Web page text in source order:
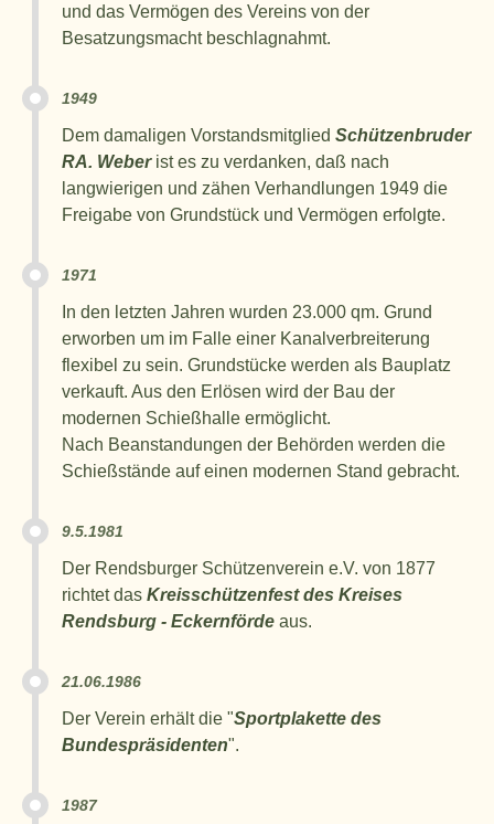
und das Vermögen des Vereins von der
Besatzungsmacht beschlagnahmt.
1949
Dem damaligen Vorstandsmitglied Schützenbruder
RA. Weber ist es zu verdanken, daß nach
langwierigen und zähen Verhandlungen 1949 die
Freigabe von Grundstück und Vermögen erfolgte.
1971
In den letzten Jahren wurden 23.000 qm. Grund
erworben um im Falle einer Kanalverbreiterung
flexibel zu sein. Grundstücke werden als Bauplatz
verkauft. Aus den Erlösen wird der Bau der
modernen Schießhalle ermöglicht.
Nach Beanstandungen der Behörden werden die
Schießstände auf einen modernen Stand gebracht.
9.5.1981
Der Rendsburger Schützenverein e.V. von 1877
richtet das Kreisschützenfest des Kreises
Rendsburg - Eckernförde aus.
21.06.1986
Der Verein erhält die "Sportplakette des
Bundespräsidenten".
1987